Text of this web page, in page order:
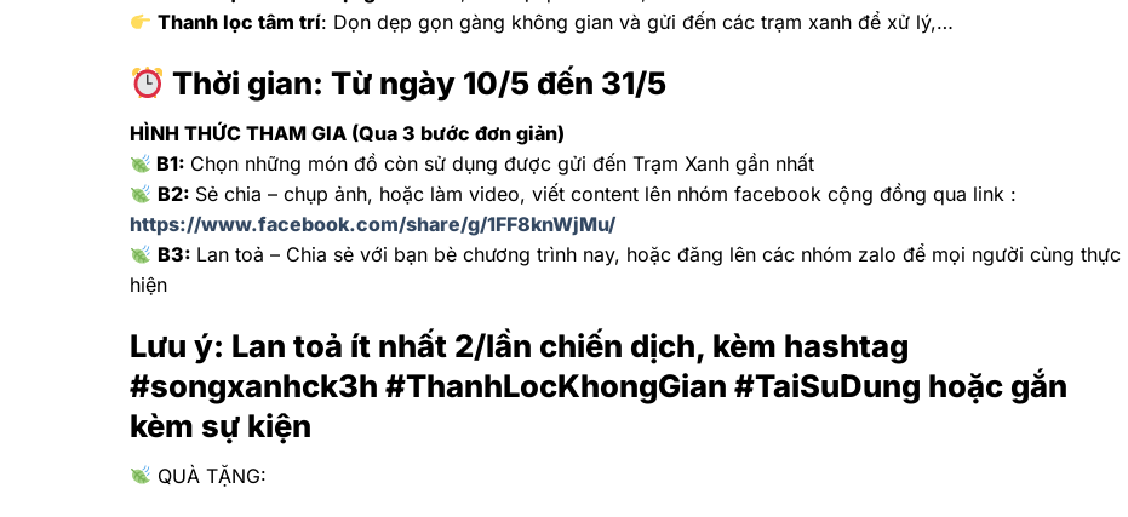
Thanh lọc tâm trí: Dọn dẹp gọn gàng không gian và gửi đến các trạm xanh để xử lý,…
Thời gian: Từ ngày 10/5 đến 31/5
HÌNH THỨC THAM GIA (Qua 3 bước đơn giản)
B1: Chọn những món đồ còn sử dụng được gửi đến Trạm Xanh gần nhất
B2: Sẻ chia – chụp ảnh, hoặc làm video, viết content lên nhóm facebook cộng đồng qua link :
https://www.facebook.com/share/g/1FF8knWjMu/
B3: Lan toả – Chia sẻ với bạn bè chương trình nay, hoặc đăng lên các nhóm zalo để mọi người cùng thực
hiện
Lưu ý: Lan toả ít nhất 2/lần chiến dịch, kèm hashtag
#songxanhck3h #ThanhLocKhongGian #TaiSuDung hoặc gắn
kèm sự kiện
QUÀ TẶNG: